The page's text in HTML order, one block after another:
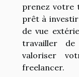
prenez votre
prêt à
de vue
travailler
valoriser
freelancer.